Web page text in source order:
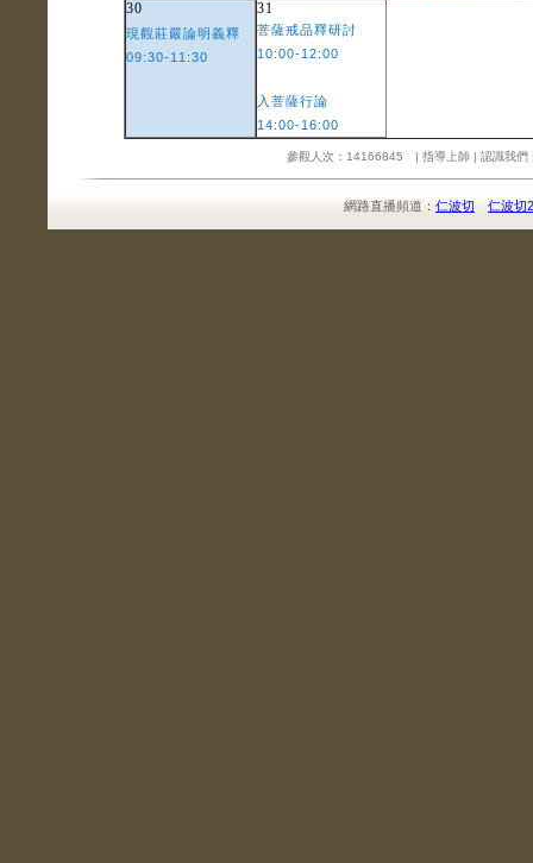
30
現觀莊嚴論明義釋
09:30-11:30
31
菩薩戒品釋研討
10:00-12:00
入菩薩行論
14:00-16:00
參觀人次：14166845 | 指導上師 | 認識我們
網路直播頻道： 仁波切 仁波切2